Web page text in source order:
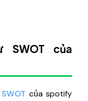
SWOT của
của spotify